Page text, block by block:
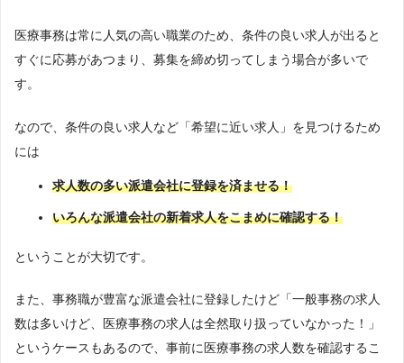
医療事務は常に人気の高い職業のため、条件の良い求人が出ると
すぐに応募があつまり、募集を締め切ってしまう場合が多いで
す。
なので、条件の良い求人など「希望に近い求人」を見つけるため
には
求人数の多い派遣会社に登録を済ませる！
いろんな派遣会社の新着求人をこまめに確認する！
ということが大切です。
また、事務職が豊富な派遣会社に登録したけど「一般事務の求人
数は多いけど、医療事務の求人は全然取り扱っていなかった！」
というケースもあるので、事前に医療事務の求人数を確認するこ